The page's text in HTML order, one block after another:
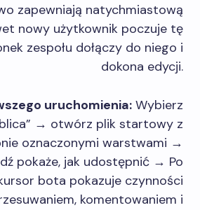
zapewniają natychmiastową
nowy użytkownik poczuje tę
zespołu dołączy do niego i
dokona edycji.
uruchomienia: Wybierz
→ otwórz plik startowy z
oznaczonymi warstwami →
pokaże, jak udostępnić → Po
bota pokazuje czynności
komentowaniem i